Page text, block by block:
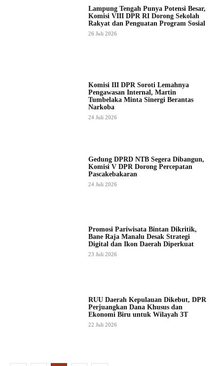
Lampung Tengah Punya Potensi Besar,
Komisi VIII DPR RI Dorong Sekolah
Rakyat dan Penguatan Program Sosial
26 Juli 2026
Komisi III DPR Soroti Lemahnya
Pengawasan Internal, Martin
Tumbelaka Minta Sinergi Berantas
Narkoba
24 Juli 2026
Gedung DPRD NTB Segera Dibangun,
Komisi V DPR Dorong Percepatan
Pascakebakaran
24 Juli 2026
Promosi Pariwisata Bintan Dikritik,
Bane Raja Manalu Desak Strategi
Digital dan Ikon Daerah Diperkuat
23 Juli 2026
RUU Daerah Kepulauan Dikebut, DPR
Perjuangkan Dana Khusus dan
Ekonomi Biru untuk Wilayah 3T
22 Juli 2026